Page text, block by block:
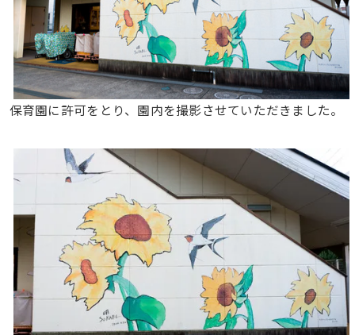
保育園に許可をとり、園内を撮影させていただきました。